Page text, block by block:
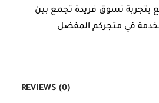
بتجربة تسوق فريدة تجمع بين
في متجركم المفضل
REVIEWS (0)